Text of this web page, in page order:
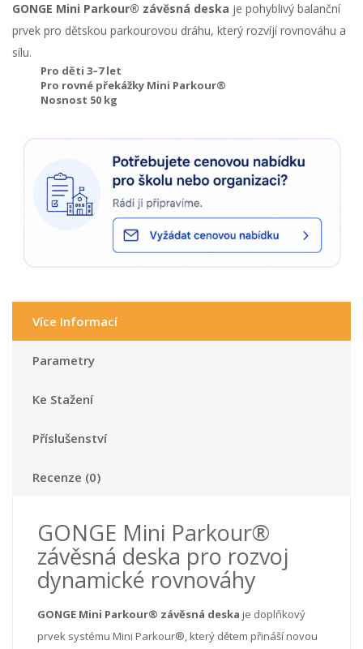
GONGE Mini Parkour® závěsná deska je pohyblivý balanční
prvek pro dětskou parkourovou dráhu, který rozvíjí rovnováhu a
sílu.
Pro děti 3–7 let
Pro rovné překážky Mini Parkour®
Nosnost 50 kg
Více Informací
Parametry
Ke Stažení
Příslušenství
Recenze (0)
GONGE Mini Parkour®
závěsná deska pro rozvoj
dynamické rovnováhy
GONGE Mini Parkour® závěsná deska je doplňkový
prvek systému Mini Parkour®, který dětem přináší novou